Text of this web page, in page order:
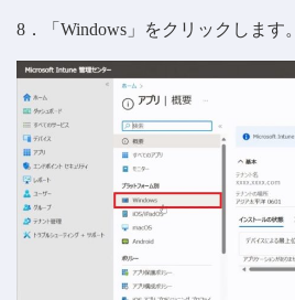
8．「Windows」をクリックします。